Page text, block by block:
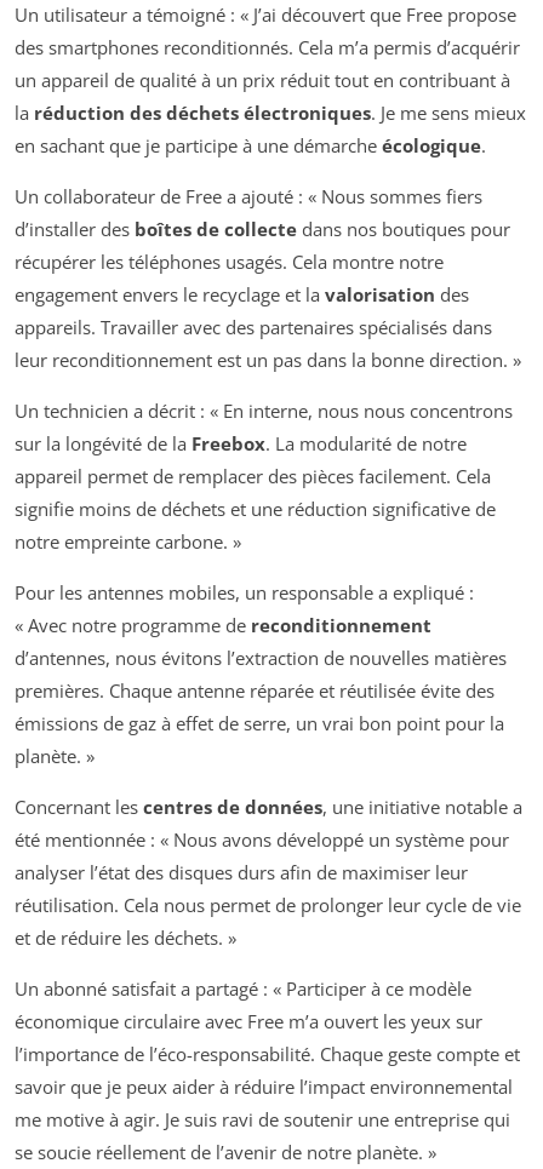
Un utilisateur a témoigné : « J’ai découvert que Free propose
des smartphones reconditionnés. Cela m’a permis d’acquérir
un appareil de qualité à un prix réduit tout en contribuant à
la réduction des déchets électroniques. Je me sens mieux
en sachant que je participe à une démarche écologique.
Un collaborateur de Free a ajouté : « Nous sommes fiers
d’installer des boîtes de collecte dans nos boutiques pour
récupérer les téléphones usagés. Cela montre notre
engagement envers le recyclage et la valorisation des
appareils. Travailler avec des partenaires spécialisés dans
leur reconditionnement est un pas dans la bonne direction. »
Un technicien a décrit : « En interne, nous nous concentrons
sur la longévité de la Freebox. La modularité de notre
appareil permet de remplacer des pièces facilement. Cela
signifie moins de déchets et une réduction significative de
notre empreinte carbone. »
Pour les antennes mobiles, un responsable a expliqué :
« Avec notre programme de reconditionnement
d’antennes, nous évitons l’extraction de nouvelles matières
premières. Chaque antenne réparée et réutilisée évite des
émissions de gaz à effet de serre, un vrai bon point pour la
planète. »
Concernant les centres de données, une initiative notable a
été mentionnée : « Nous avons développé un système pour
analyser l’état des disques durs afin de maximiser leur
réutilisation. Cela nous permet de prolonger leur cycle de vie
et de réduire les déchets. »
Un abonné satisfait a partagé : « Participer à ce modèle
économique circulaire avec Free m’a ouvert les yeux sur
l’importance de l’éco-responsabilité. Chaque geste compte et
savoir que je peux aider à réduire l’impact environnemental
me motive à agir. Je suis ravi de soutenir une entreprise qui
se soucie réellement de l’avenir de notre planète. »